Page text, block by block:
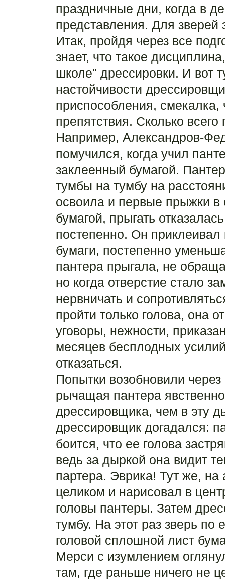
праздничные дни, когда в
представления. Для
Итак, пройдя через все
знает, что такое
школе" дрессировки. И вот
настойчивости
приспособления,
препятствия. Сколько всего
Например, Александров-
помучился, когда учил
заклеенный бумагой.
тумбы на тумбу на
освоила и первые прыжки в
бумагой, прыгать
постепенно. Он приклеивал
бумаги, постепенно
пантера прыгала, не
но когда отверстие стало
нервничать и
пройти только голова, она
уговоры, нежности,
месяцев бесплодных
отказаться.
Попытки возобновили
рычащая пантера
дрессировщика, чем в эту
дрессировщик догадался:
боится, что ее голова
ведь за дыркой она видит
партера. Эврика! Тут же, на
целиком и нарисовал в
головы пантеры. Затем
тумбу. На этот раз зверь по
головой сплошной лист
Мерси с изумлением
там, где раньше ничего не